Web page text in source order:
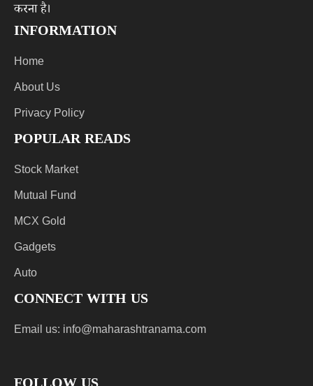
करना है।
INFORMATION
Home
About Us
Privacy Policy
POPULAR READS
Stock Market
Mutual Fund
MCX Gold
Gadgets
Auto
CONNECT WITH US
Email us: info@maharashtranama.com